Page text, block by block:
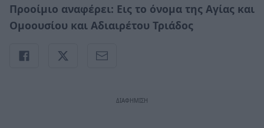
Προοίμιο αναφέρει: Εις το όνομα της Αγίας και
Ομοουσίου και Αδιαιρέτου Τριάδος